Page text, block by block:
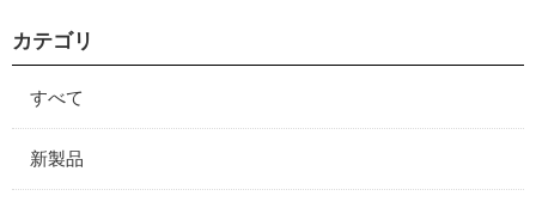
カテゴリ
すべて
新製品